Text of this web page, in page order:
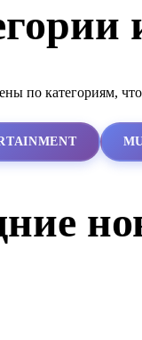
по категориям,